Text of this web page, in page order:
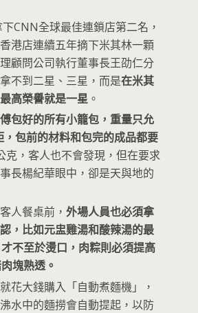
CNN全球最佳連鎖店第二名，
港店連續五年摘下米其林一顆
顧問公司執行董事長王劭仁分
不到二星、三星，而是在米其
高榮譽就是一星 。
包好的所有小籠包，重量只允
，包前的材料和包完的成品都要
克，客人也不會發現，但在要求
長楊紀華眼中，卻是天與地的
人餐桌前，外場人員也必須拿
，比如元盅雞湯和酸辣湯的最
不至於燙口，肉粽則必須提高
塊熟透。
花大錢購入「自動煮麵機」，
水中的麵撈會自動提起，以防